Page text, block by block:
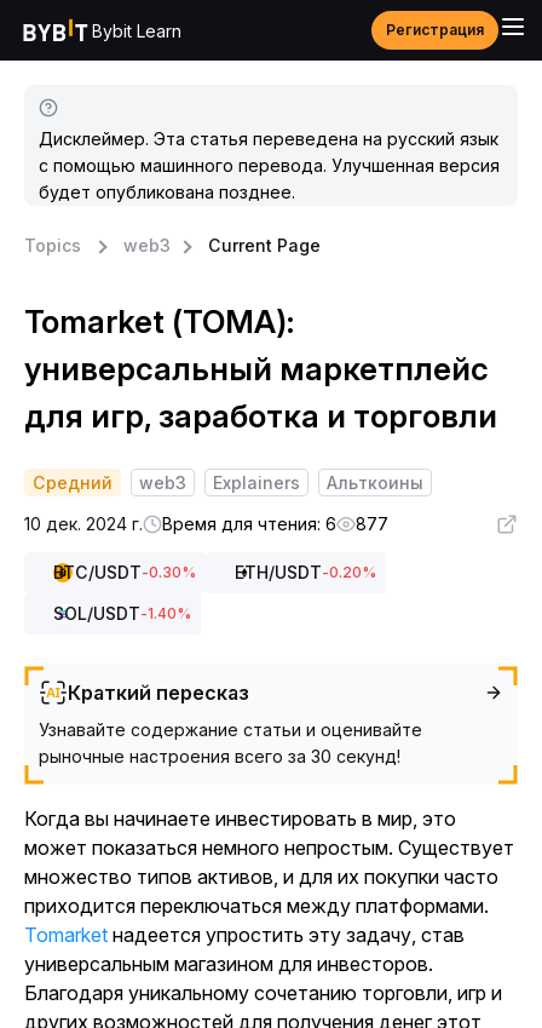
Bybit Learn Регистрация
Дисклеймер. Эта статья переведена на русский язык
с помощью машинного перевода. Улучшенная версия
будет опубликована позднее.
Topics web3 Current Page
Tomarket (TOMA):
универсальный маркетплейс
для игр, заработка и торговли
Средний web3 Explainers
Альткоины
10 дек. 2024 г.
Время для чтения: 6 877
BTC/USDT-0.30% ETH/USDT-0.20%
SOL/USDT-1.40%
Краткий пересказ
Узнавайте содержание статьи и оценивайте
рыночные настроения всего за 30 секунд!
Когда вы начинаете инвестировать в мир, это
может показаться немного непростым. Существует
множество типов активов, и для их покупки часто
приходится переключаться между платформами.
Tomarket надеется упростить эту задачу, став
универсальным магазином для инвесторов.
Благодаря уникальному сочетанию торговли, игр и
других возможностей для получения денег этот